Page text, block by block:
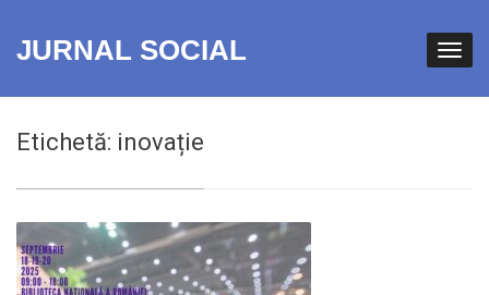
JURNAL SOCIAL
Etichetă: inovație